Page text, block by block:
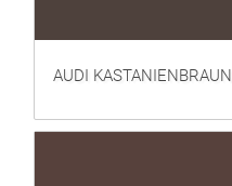
AUDI KASTANIENBRAUN